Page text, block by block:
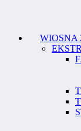
WIOSNA